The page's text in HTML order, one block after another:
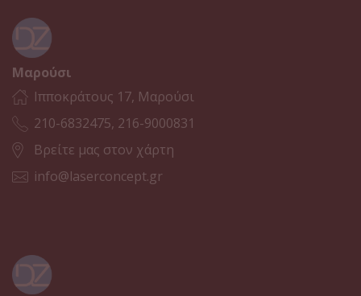
Μαρούσι
Ιπποκράτους 17, Μαρούσι
210-6832475, 216-9000831
Βρείτε μας στον χάρτη
info@laserconcept.gr